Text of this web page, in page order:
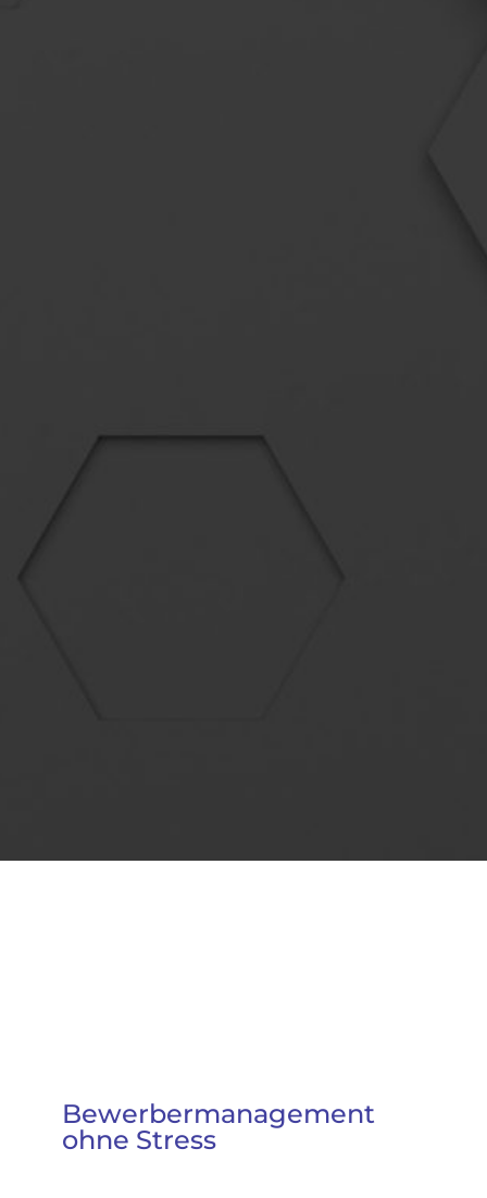
Bewerbermanagement
ohne Stress